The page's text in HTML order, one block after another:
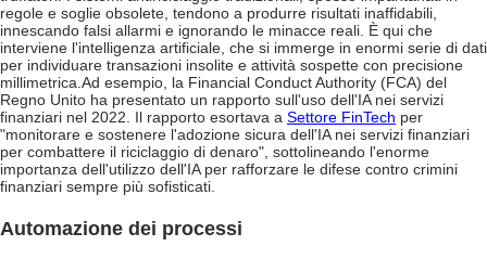
regole e soglie obsolete, tendono a produrre risultati inaffidabili,
innescando falsi allarmi e ignorando le minacce reali. È qui che
interviene l'intelligenza artificiale, che si immerge in enormi serie di dati
per individuare transazioni insolite e attività sospette con precisione
millimetrica. Ad esempio, la Financial Conduct Authority (FCA) del
Regno Unito ha presentato un rapporto sull'uso dell'IA nei servizi
finanziari nel 2022. Il rapporto esortava a Settore FinTech per
"monitorare e sostenere l'adozione sicura dell'IA nei servizi finanziari
per combattere il riciclaggio di denaro", sottolineando l'enorme
importanza dell'utilizzo dell'IA per rafforzare le difese contro crimini
finanziari sempre più sofisticati.
Automazione dei processi